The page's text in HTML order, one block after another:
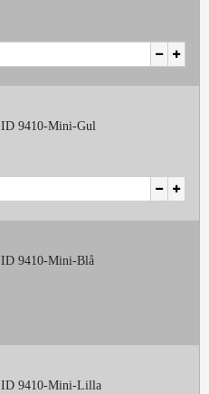
ID 9410-Mini-Gul
ID 9410-Mini-Blå
ID 9410-Mini-Lilla